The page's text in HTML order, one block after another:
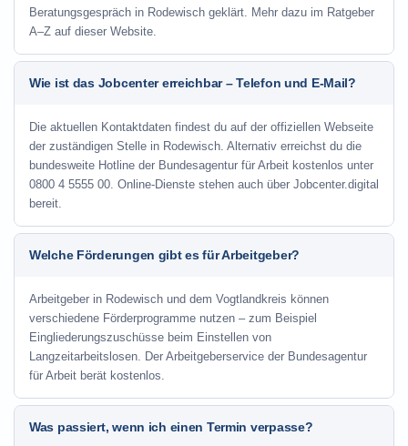
Beratungsgespräch in Rodewisch geklärt. Mehr dazu im Ratgeber
A–Z auf dieser Website.
Wie ist das Jobcenter erreichbar – Telefon und E-Mail?
Die aktuellen Kontaktdaten findest du auf der offiziellen Webseite
der zuständigen Stelle in Rodewisch. Alternativ erreichst du die
bundesweite Hotline der Bundesagentur für Arbeit kostenlos unter
0800 4 5555 00. Online-Dienste stehen auch über Jobcenter.digital
bereit.
Welche Förderungen gibt es für Arbeitgeber?
Arbeitgeber in Rodewisch und dem Vogtlandkreis können
verschiedene Förderprogramme nutzen – zum Beispiel
Eingliederungszuschüsse beim Einstellen von
Langzeitarbeitslosen. Der Arbeitgeberservice der Bundesagentur
für Arbeit berät kostenlos.
Was passiert, wenn ich einen Termin verpasse?